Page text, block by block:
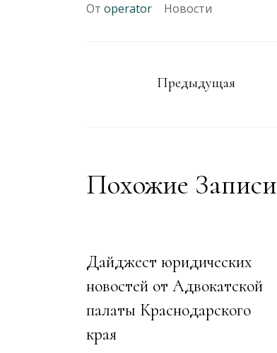
От operator Новости
Предыдущая
Похожие Записи
Дайджест юридических
новостей от Адвокатской
палаты Краснодарского
края